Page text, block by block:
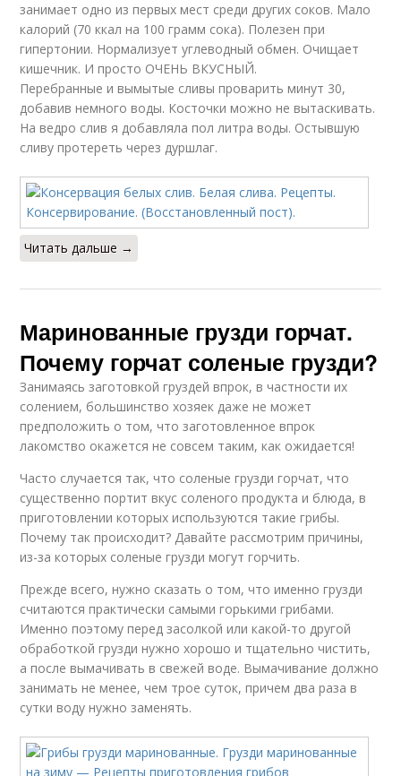
занимает одно из первых мест среди других соков. Мало
калорий (70 ккал на 100 грамм сока). Полезен при
гипертонии. Нормализует углеводный обмен. Очищает
кишечник. И просто ОЧЕНЬ ВКУСНЫЙ.
Перебранные и вымытые сливы проварить минут 30,
добавив немного воды. Косточки можно не вытаскивать.
На ведро слив я добавляла пол литра воды. Остывшую
сливу протереть через дуршлаг.
Читать дальше →
Маринованные грузди горчат.
Почему горчат соленые грузди?
Занимаясь заготовкой груздей впрок, в частности их
солением, большинство хозяек даже не может
предположить о том, что заготовленное впрок
лакомство окажется не совсем таким, как ожидается!
Часто случается так, что соленые грузди горчат, что
существенно портит вкус соленого продукта и блюда, в
приготовлении которых используются такие грибы.
Почему так происходит? Давайте рассмотрим причины,
из-за которых соленые грузди могут горчить.
Прежде всего, нужно сказать о том, что именно грузди
считаются практически самыми горькими грибами.
Именно поэтому перед засолкой или какой-то другой
обработкой грузди нужно хорошо и тщательно чистить,
а после вымачивать в свежей воде. Вымачивание должно
занимать не менее, чем трое суток, причем два раза в
сутки воду нужно заменять.